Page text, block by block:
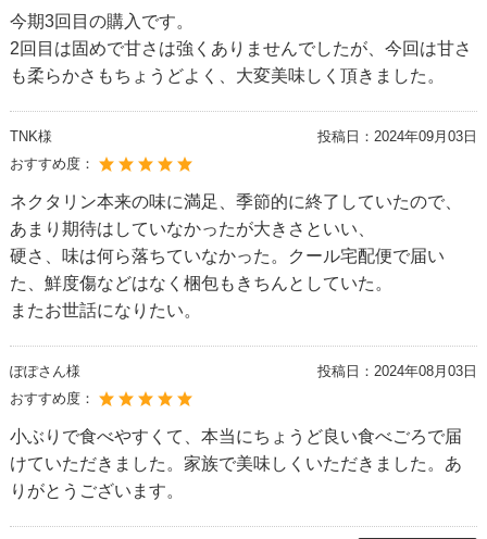
今期3回目の購入です。
2回目は固めで甘さは強くありませんでしたが、今回は甘さ
も柔らかさもちょうどよく、大変美味しく頂きました。
TNK様 投稿日： 2024年09月03日
おすすめ度：
ネクタリン本来の味に満足、季節的に終了していたので、
あまり期待はしていなかったが大きさといい、
硬さ、味は何ら落ちていなかった。クール宅配便で届い
た、鮮度傷などはなく梱包もきちんとしていた。
またお世話になりたい。
ぽぽさん様 投稿日： 2024年08月03日
おすすめ度：
小ぶりで食べやすくて、本当にちょうど良い食べごろで届
けていただきました。家族で美味しくいただきました。あ
りがとうございます。